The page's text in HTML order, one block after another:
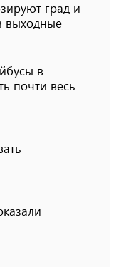
град и
выходные
в
почти весь